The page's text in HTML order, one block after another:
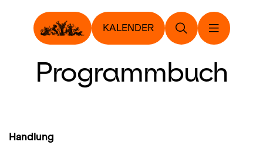
KALENDER
Programmbuch
Handlung